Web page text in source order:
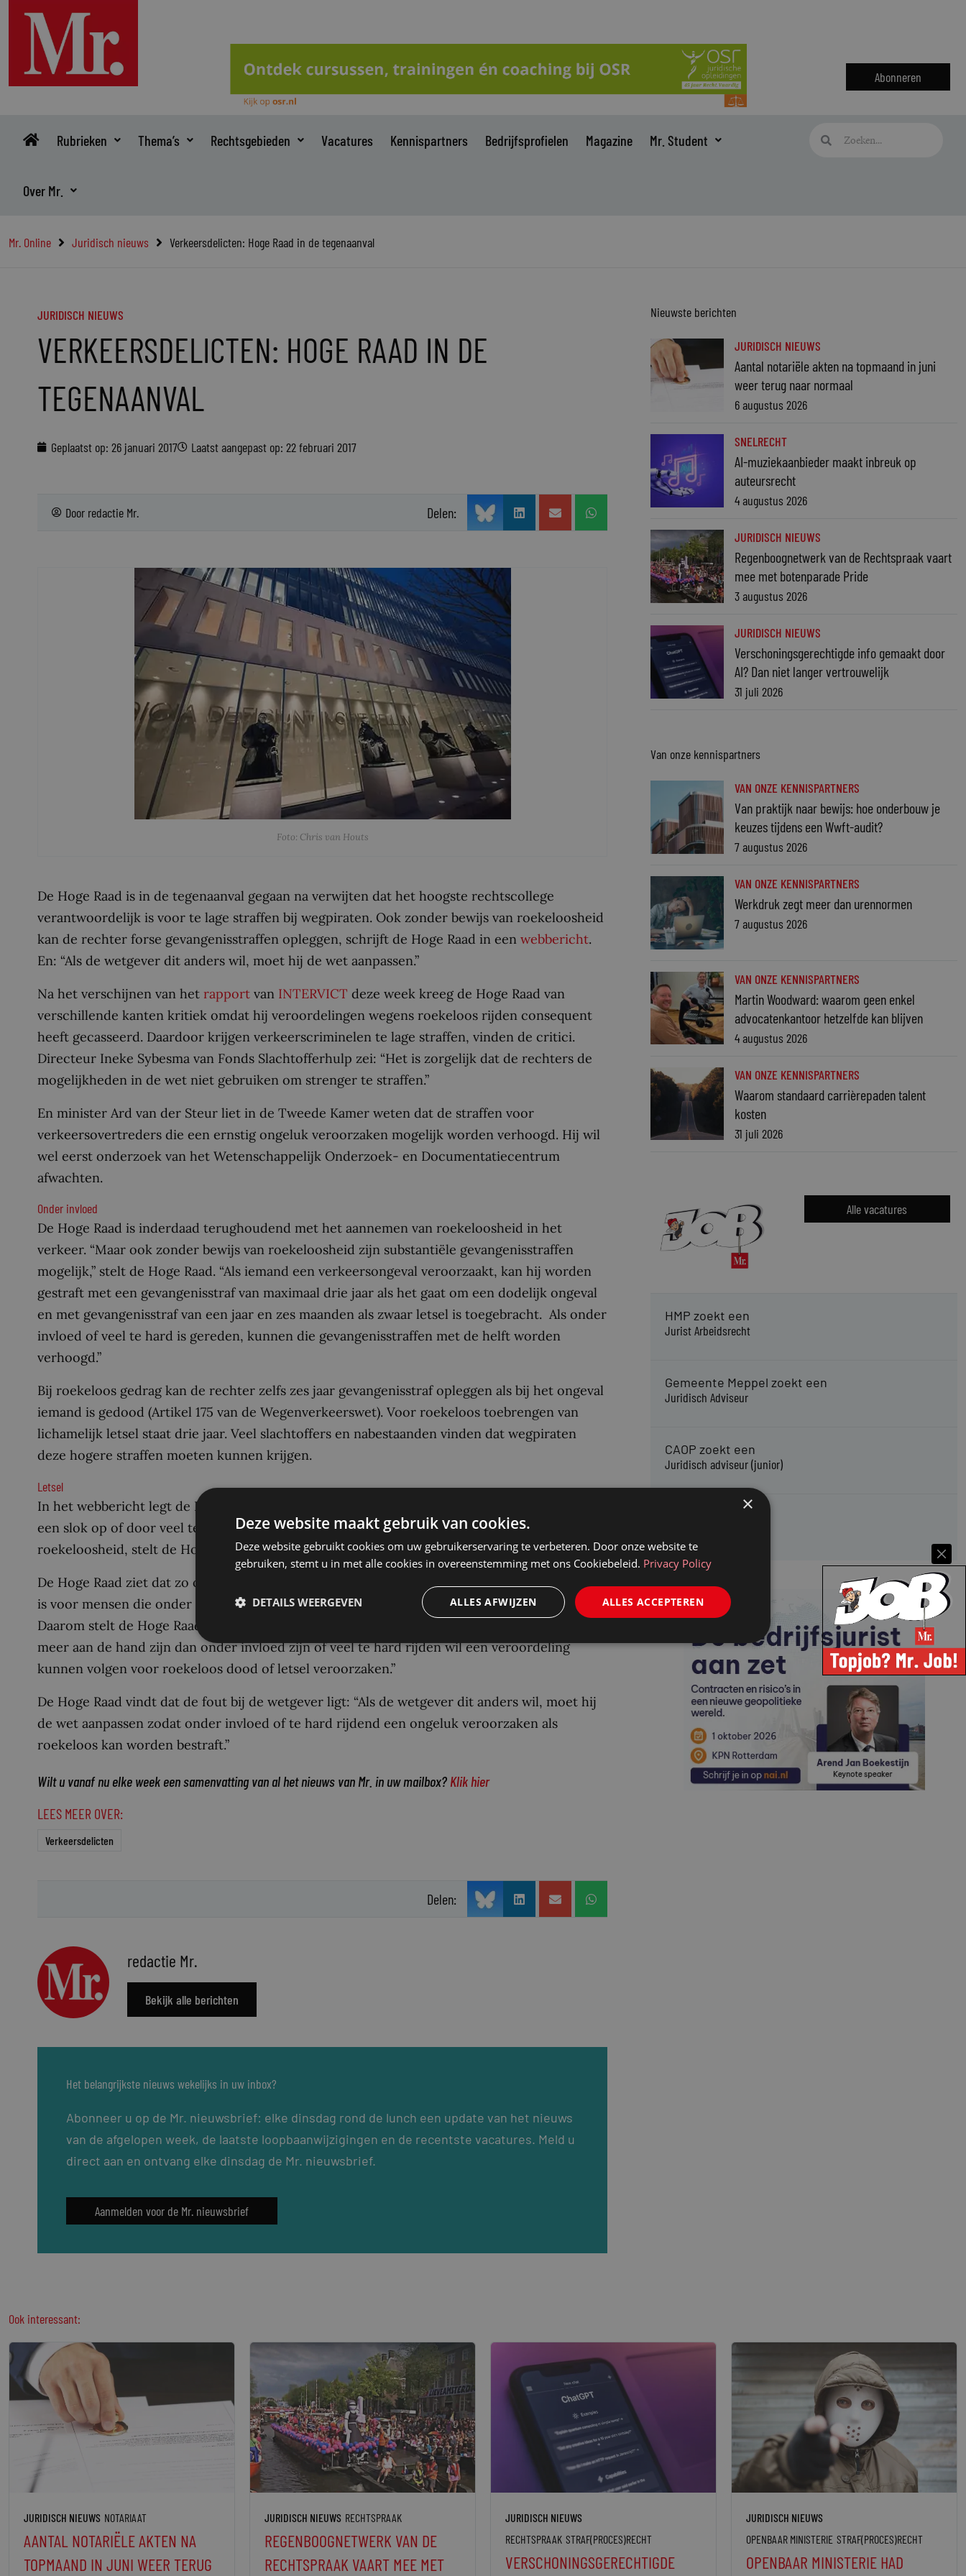
inhoud
Abonneren
Rubrieken Thema’s Rechtsgebieden Vacatures Kennispartners Bedrijfsprofielen Magazine Mr. Student
Over Mr.
Zoeken
Mr. Online Juridisch nieuws Verkeersdelicten: Hoge Raad in de tegenaanval
JURIDISCH NIEUWS
VERKEERSDELICTEN: HOGE RAAD IN DE
TEGENAANVAL
Geplaatst op: 26 januari 2017 Laatst aangepast op: 22 februari 2017
Door redactie Mr. Delen:
Foto: Chris van Houts
De Hoge Raad is in de tegenaanval gegaan na verwijten dat het hoogste rechtscollege
verantwoordelijk is voor te lage straffen bij wegpiraten. Ook zonder bewijs van roekeloosheid
kan de rechter forse gevangenisstraffen opleggen, schrijft de Hoge Raad in een webbericht.
En: “Als de wetgever dit anders wil, moet hij de wet aanpassen.”
Na het verschijnen van het rapport van INTERVICT deze week kreeg de Hoge Raad van
verschillende kanten kritiek omdat hij veroordelingen wegens roekeloos rijden consequent
heeft gecasseerd. Daardoor krijgen verkeerscriminelen te lage straffen, vinden de critici.
Directeur Ineke Sybesma van Fonds Slachtofferhulp zei: “Het is zorgelijk dat de rechters de
mogelijkheden in de wet niet gebruiken om strenger te straffen.”
En minister Ard van der Steur liet in de Tweede Kamer weten dat de straffen voor
verkeersovertreders die een ernstig ongeluk veroorzaken mogelijk worden verhoogd. Hij wil
wel eerst onderzoek van het Wetenschappelijk Onderzoek- en Documentatiecentrum
afwachten.
Onder invloed
De Hoge Raad is inderdaad terughoudend met het aannemen van roekeloosheid in het
verkeer. “Maar ook zonder bewijs van roekeloosheid zijn substantiële gevangenisstraffen
mogelijk,” stelt de Hoge Raad. “Als iemand een verkeersongeval veroorzaakt, kan hij worden
gestraft met een gevangenisstraf van maximaal drie jaar als het gaat om een dodelijk ongeval
en met gevangenisstraf van een jaar en zes maanden als zwaar letsel is toegebracht. Als onder
invloed of veel te hard is gereden, kunnen die gevangenisstraffen met de helft worden
verhoogd.”
Bij roekeloos gedrag kan de rechter zelfs zes jaar gevangenisstraf opleggen als bij het ongeval
iemand is gedood (Artikel 175 van de Wegenverkeerswet). Voor roekeloos toebrengen van
lichamelijk letsel staat drie jaar. Veel slachtoffers en nabestaanden vinden dat wegpiraten
deze hogere straffen moeten kunnen krijgen.
Letsel
In het webbericht legt de Hoge Raad uit waarom dat niet kan. Een ongeluk veroorzaken met
een slok op of door veel te hard te rijden is onvoldoende om te worden veroordeeld voor
roekeloosheid, stelt de Hoge Raad.
De Hoge Raad ziet dat zo omdat er in het strafrecht al een aparte strafverzwarende bepaling
is voor mensen die onder invloed en door te hard rijden dood of zwaar letsel veroorzaken.
Daarom stelt de Hoge Raad zwaardere eisen het element van roekeloosheid. “Er moet dus
meer aan de hand zijn dan onder invloed zijn of veel te hard rijden wil een veroordeling
kunnen volgen voor roekeloos dood of letsel veroorzaken.”
De Hoge Raad vindt dat de fout bij de wetgever ligt: “Als de wetgever dit anders wil, moet hij
de wet aanpassen zodat onder invloed of te hard rijdend een ongeluk veroorzaken als
roekeloos kan worden bestraft.”
Wilt u vanaf nu elke week een samenvatting van al het nieuws van Mr. in uw mailbox? Klik hier
LEES MEER OVER:
Verkeersdelicten
Delen:
redactie Mr.
Bekijk alle berichten
Het belangrijkste nieuws wekelijks in uw inbox?
Abonneer u op de Mr. nieuwsbrief: elke dinsdag rond de lunch een update van het nieuws
van de afgelopen week, de laatste loopbaanwijzigingen en de recentste vacatures. Meld u
direct aan en ontvang elke dinsdag de Mr. nieuwsbrief.
Aanmelden voor de Mr. nieuwsbrief
Nieuwste berichten
JURIDISCH NIEUWS
Aantal notariële akten na topmaand in juni
weer terug naar normaal
6 augustus 2026
SNELRECHT
AI-muziekaanbieder maakt inbreuk op
auteursrecht
4 augustus 2026
JURIDISCH NIEUWS
Regenboognetwerk van de Rechtspraak vaart
mee met botenparade Pride
3 augustus 2026
JURIDISCH NIEUWS
Verschoningsgerechtigde info gemaakt door
AI? Dan niet langer vertrouwelijk
31 juli 2026
Van onze kennispartners
VAN ONZE KENNISPARTNERS
Van praktijk naar bewijs: hoe onderbouw je
keuzes tijdens een Wwft-audit?
7 augustus 2026
VAN ONZE KENNISPARTNERS
Werkdruk zegt meer dan urennormen
7 augustus 2026
VAN ONZE KENNISPARTNERS
Martin Woodward: waarom geen enkel
advocatenkantoor hetzelfde kan blijven
4 augustus 2026
VAN ONZE KENNISPARTNERS
Waarom standaard carrièrepaden talent
kosten
31 juli 2026
Alle vacatures
HMP zoekt een
Jurist Arbeidsrecht
Gemeente Meppel zoekt een
Juridisch Adviseur
CAOP zoekt een
Juridisch adviseur (junior)
Ook interessant:
JURIDISCH NIEUWS NOTARIAAT
AANTAL NOTARIËLE AKTEN NA
TOPMAAND IN JUNI WEER TERUG
JURIDISCH NIEUWS RECHTSPRAAK
REGENBOOGNETWERK VAN DE
RECHTSPRAAK VAART MEE MET
JURIDISCH NIEUWS
RECHTSPRAAK STRAF(PROCES)RECHT
VERSCHONINGSGERECHTIGDE
JURIDISCH NIEUWS
OPENBAAR MINISTERIE STRAF(PROCES)RECHT
OPENBAAR MINISTERIE HAD
×
Deze website maakt gebruik van cookies.
Deze website gebruikt cookies om uw gebruikerservaring te verbeteren. Door onze website te
gebruiken, stemt u in met alle cookies in overeenstemming met ons Cookiebeleid. Privacy Policy
ALLES ACCEPTEREN
ALLES AFWIJZEN
DETAILS WEERGEVEN